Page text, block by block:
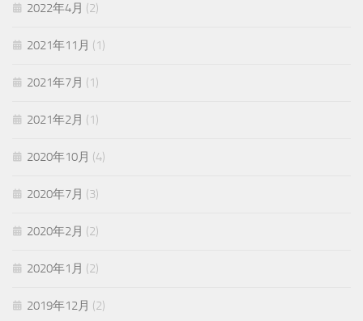
2022年4月 (2)
2021年11月 (1)
2021年7月 (1)
2021年2月 (1)
2020年10月 (4)
2020年7月 (3)
2020年2月 (2)
2020年1月 (2)
2019年12月 (2)